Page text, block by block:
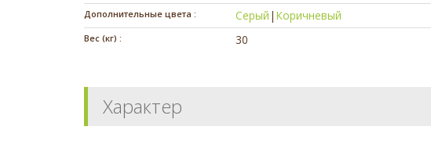
Дополнительные цвета : Серый | Коричневый
Вес (кг) : 30
Характер